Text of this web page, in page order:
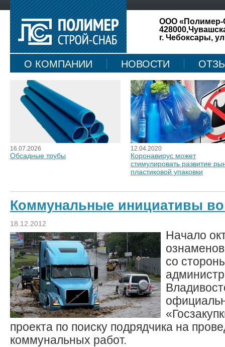
ООО «Полимер-
г. Чебоксары,
О КОМПАНИИ НОВОСТИ
КАРТА САЙТА
16.07.2026
Обсадные трубы
12.04.2020
Коронавирус может
стимулировать развитие
пластиковой упаковки
Коммунальные инициативы
18.12.2012
Начало
со
проекта по поиску подрядчика на
коммунальных работ.